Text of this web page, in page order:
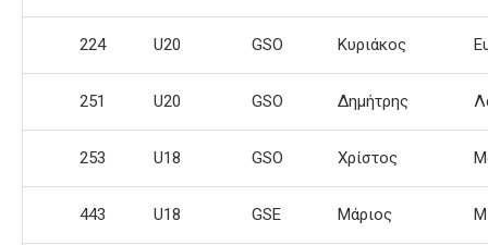
224 U20 GSO Κυριάκος
251 U20 GSO Δημήτρης
253 U18 GSO Χρίστος
443 U18 GSE Μάριος